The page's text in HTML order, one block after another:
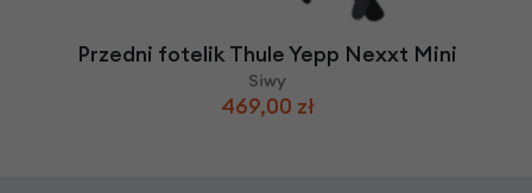
Przedni fotelik Thule Yepp Nexxt Mini
Siwy
469,00 zł